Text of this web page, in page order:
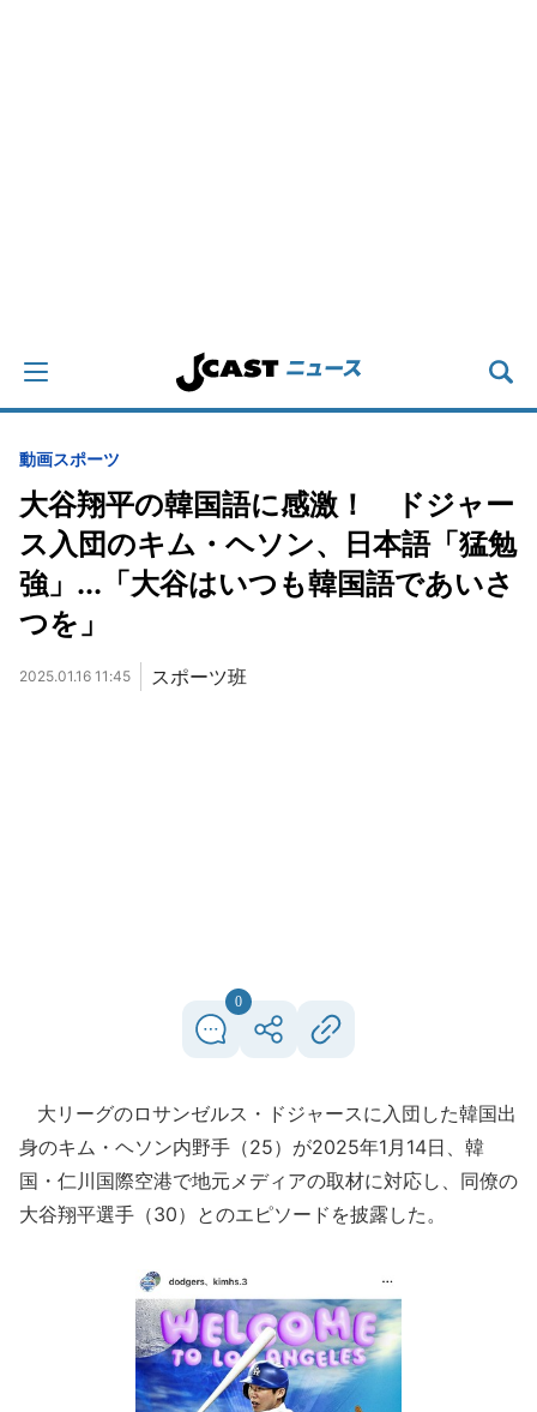
動画スポーツ
大谷翔平の韓国語に感激！ ドジャー
ス入団のキム・ヘソン、日本語「猛勉
強」...「大谷はいつも韓国語であいさ
つを」
2025.01.16 11:45 スポーツ班
0
大リーグのロサンゼルス・ドジャースに入団した韓国出
身のキム・ヘソン内野手（25）が2025年1月14日、韓
国・仁川国際空港で地元メディアの取材に対応し、同僚の
大谷翔平選手（30）とのエピソードを披露した。